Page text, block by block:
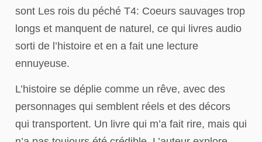
sont Les rois du péché T4: Coeurs sauvages trop
longs et manquent de naturel, ce qui livres audio
sorti de l’histoire et en a fait une lecture
ennuyeuse.
L’histoire se déplie comme un rêve, avec des
personnages qui semblent réels et des décors
qui transportent. Un livre qui m’a fait rire, mais qui